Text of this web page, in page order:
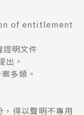
of entitlement
證明文件
出。
多類。
，得以聲明不專用